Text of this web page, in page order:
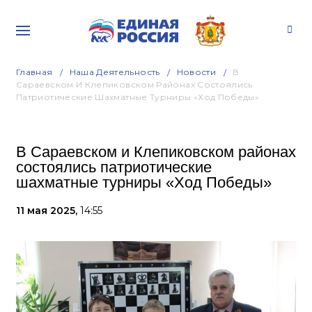
Главная Наша Деятельность Новости
В
Сараевском И Клепиковском Районах Состоялись
Патриотические Шахматные Турниры «Ход Победы»
В Сараевском и Клепиковском районах
состоялись патриотические
шахматные турниры «Ход Победы»
11 мая 2025, 14:55